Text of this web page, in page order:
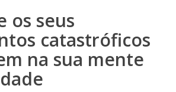
os seus
catastróficos
na sua mente